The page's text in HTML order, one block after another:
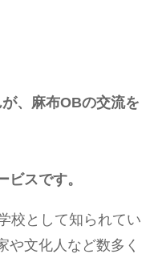
、麻布OBの交流を
スです。
校として知られてい
や文化人など数多く